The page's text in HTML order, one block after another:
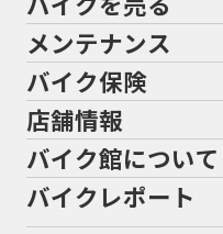
バイクを買う トップ
バイクを探す
メーカーから探す
色から探す
スタイルから探す
バイクを売る トップ
バイク館買取の強み
バイクを高く売るコツ
バイク買取の流れ
メンテナンス
メンテナンス トップ
バイク点検
バイク車検
バイク保険
バイク保険 トップ
自賠責保険
任意保険
店舗情報
店舗情報 トップ
北海道
バイク館について
バイク館について トップ
バイクレポート